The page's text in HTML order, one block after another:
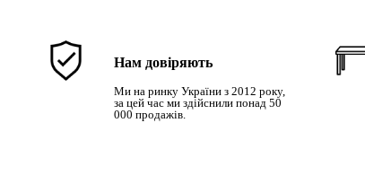
Нам довіряють
Ми на ринку України з 2012 року,
за цей час ми здійснили понад 50
000 продажів.